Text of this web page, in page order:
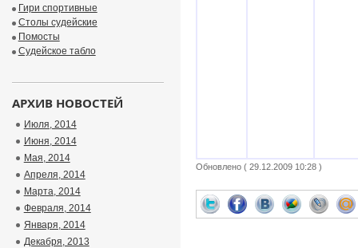
Обновлено ( 29.12.2009 10:28 )
Гири спортивные
Столы судейские
Помосты
Судейское табло
АРХИВ НОВОСТЕЙ
Июля, 2014
Июня, 2014
Мая, 2014
Апреля, 2014
Марта, 2014
Февраля, 2014
Января, 2014
Декабря, 2013